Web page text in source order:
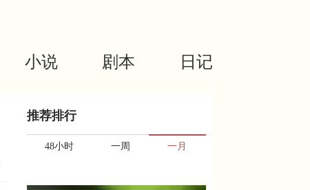
小说 剧本 日记
推荐排行
48小时 一周 一月